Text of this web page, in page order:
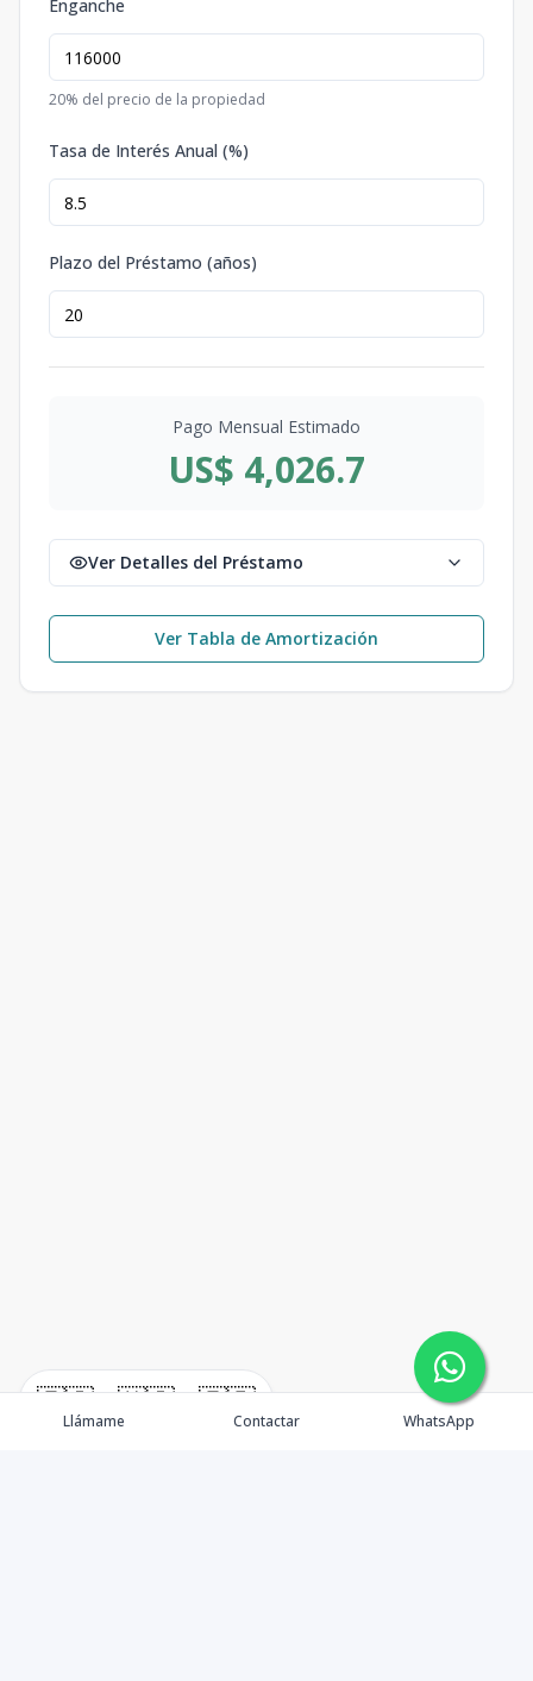
🇪🇸 🇺🇸 🇫🇷
Enganche
20% del precio de la propiedad
Tasa de Interés Anual (%)
Plazo del Préstamo (años)
Pago Mensual Estimado
US$ 4,026.7
Ver Detalles del Préstamo
Ver Tabla de Amortización
Llámame Contactar WhatsApp